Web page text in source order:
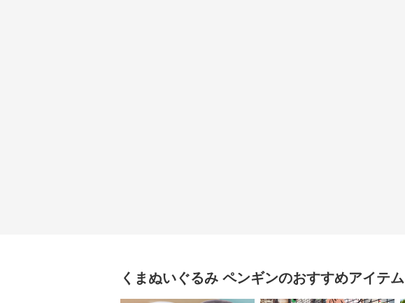
くまぬいぐるみ ペンギンのおすすめアイテム